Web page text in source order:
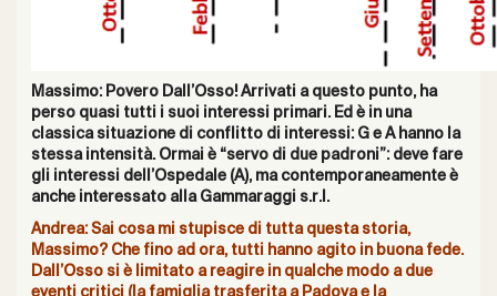
Massimo: Povero Dall’Osso! Arrivati a questo punto, ha
perso quasi tutti i suoi interessi primari. Ed è in una
classica situazione di conflitto di interessi: G e A hanno la
stessa intensità. Ormai è “servo di due padroni”: deve fare
gli interessi dell’Ospedale (A), ma contemporaneamente è
anche interessato alla Gammaraggi s.r.l.
Andrea: Sai cosa mi stupisce di tutta questa storia,
Massimo? Che fino ad ora, tutti hanno agito in buona fede.
Dall’Osso si è limitato a reagire in qualche modo a due
eventi critici (la famiglia trasferita a Padova e la